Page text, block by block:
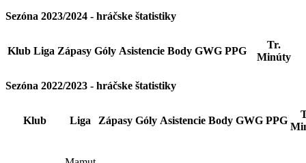
Sezóna 2023/2024 - hráčske štatistiky
Klub Liga Zápasy Góly Asistencie Body GWG PPG
Tr.
Minúty
Sezóna 2022/2023 - hráčske štatistiky
Klub Liga Zápasy Góly Asistencie Body GWG PPG